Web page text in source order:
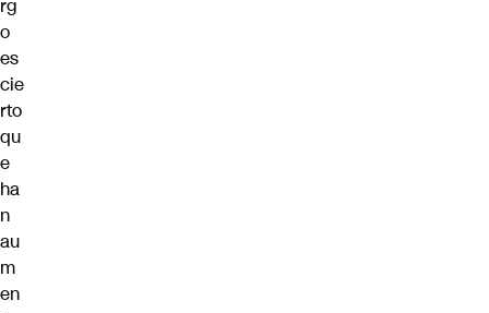
rg
o
es
cie
rto
qu
e
ha
n
au
m
en